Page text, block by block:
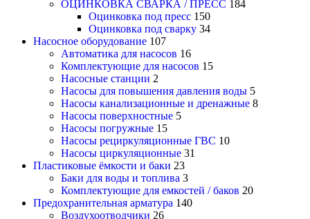
ОЦИНКОВКА СВАРКА / ПРЕСС 184
Оцинковка под пресс 150
Оцинковка под сварку 34
Насосное оборудование 107
Автоматика для насосов 16
Комплектующие для насосов 15
Насосные станции 2
Насосы для повышения давления воды 5
Насосы канализационные и дренажные 8
Насосы поверхностные 5
Насосы погружные 15
Насосы рециркуляционные ГВС 10
Насосы циркуляционные 31
Пластиковые ёмкости и баки 23
Баки для воды и топлива 3
Комплектующие для емкостей / баков 20
Предохранительная арматура 140
Воздухоотводчики 26